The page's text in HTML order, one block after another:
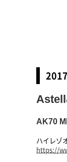
AK70
ハイレゾ
https://